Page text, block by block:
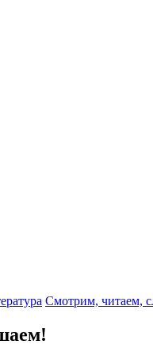
Смотрим, читаем,